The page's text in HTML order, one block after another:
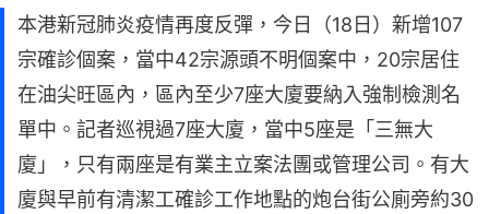
本港新冠肺炎疫情再度反彈，今日（18日）新增107
宗確診個案，當中42宗源頭不明個案中，20宗居住
在油尖旺區內，區內至少7座大廈要納入強制檢測名
單中。記者巡視過7座大廈，當中5座是「三無大
廈」，只有兩座是有業主立案法團或管理公司。有大
廈與早前有清潔工確診工作地點的炮台街公廁旁約30